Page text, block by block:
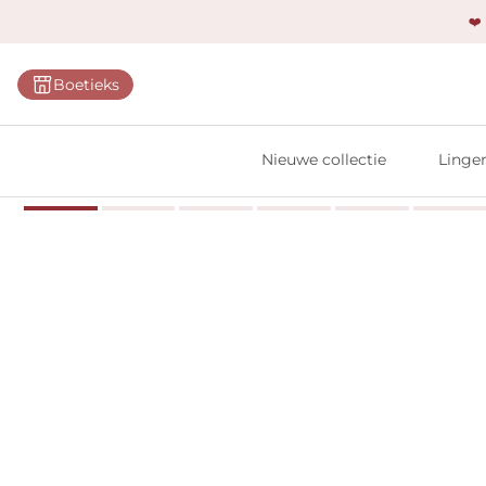
❤️
Boetieks
Nieuwe collectie